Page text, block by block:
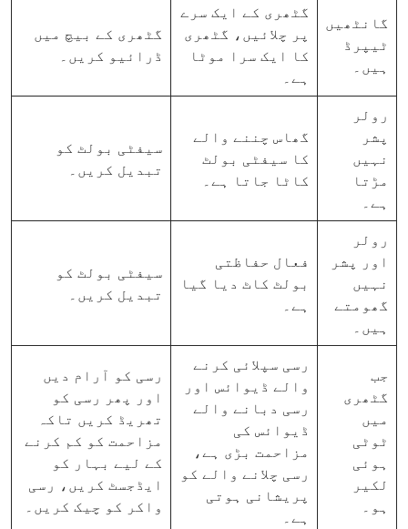
گانٹھیں
ٹیپرڈ
ہیں۔
گٹھری کے ایک سرے
پر چلائیں، گٹھری
کا ایک سرا موٹا
ہے۔
گٹھری کے بیچ میں
ڈرائیو کریں۔
رولر
پشر
نہیں
مڑتا
ہے۔
گھاس چننے والے
کا سیفٹی بولٹ
کاٹا جاتا ہے۔
سیفٹی بولٹ کو
تبدیل کریں۔
رولر
اور پشر
نہیں
گھومتے
ہیں۔
فعال حفاظتی
بولٹ کاٹ دیا گیا
ہے۔
سیفٹی بولٹ کو
تبدیل کریں۔
جب
گٹھری
میں
ٹوٹی
ہوئی
لکیر
ہو۔
رسی سپلائی کرنے
والے ڈیوائس اور
رسی دبانے والے
ڈیوائس کی
مزاحمت بڑی ہے،
رسی چلانے والے کو
پریشانی ہوتی
ہے۔
رسی کو آرام دیں
اور پھر رسی کو
تھریڈ کریں تاکہ
مزاحمت کو کم کرنے
کے لیے بہار کو
ایڈجسٹ کریں، رسی
واکر کو چیک کریں۔